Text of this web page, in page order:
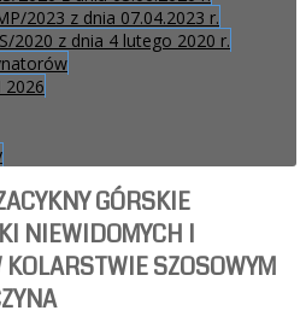
2023 z dnia 07.04.2023 r.
2020 z dnia 4 lutego 2020 r.
2026
GÓRSKIE
NIEWIDOMYCH I
SZOSOWYM